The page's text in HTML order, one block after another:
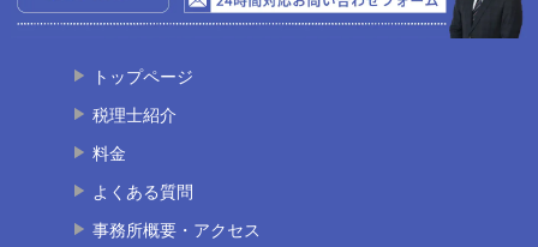
トップページ
税理士紹介
料金
よくある質問
事務所概要・アクセス